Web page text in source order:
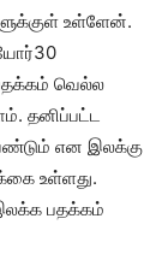
உள்ளேன்.
வெல்ல
தனிப்பட்ட
என இலக்கு
உள்ளது.
பதக்கம்